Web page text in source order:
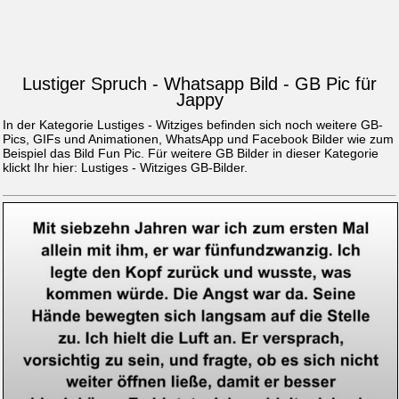
Lustiger Spruch - Whatsapp Bild - GB Pic für
Jappy
In der Kategorie Lustiges - Witziges befinden sich noch weitere GB-
Pics, GIFs und Animationen, WhatsApp und Facebook Bilder wie zum
Beispiel das Bild Fun Pic. Für weitere GB Bilder in dieser Kategorie
klickt Ihr hier: Lustiges - Witziges GB-Bilder.